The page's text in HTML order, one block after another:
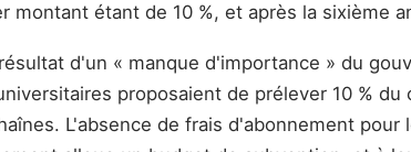
montant étant de 10 %, et après la sixième
d'un « manque d'importance » du
proposaient de prélever 10 %
L'absence de frais d'abonnement